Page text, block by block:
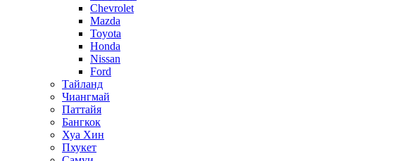
Chevrolet
Mazda
Toyota
Honda
Nissan
Ford
Тайланд
Чиангмай
Паттайя
Бангкок
Хуа Хин
Пхукет